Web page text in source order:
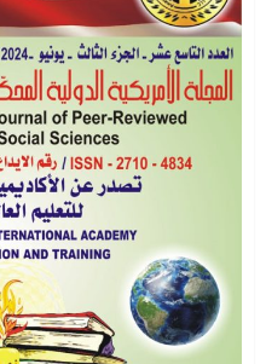
العدد
بوقائع
سبتمبر 3,
2
اصدار
سبتمبر 1,